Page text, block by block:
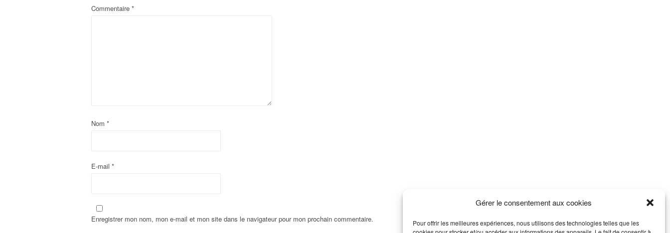
Gérer le consentement aux cookies
Pour offrir les meilleures expériences, nous utilisons des technologies telles que les
Commentaire *
Nom *
E-mail *
Enregistrer mon nom, mon e-mail et mon site dans le navigateur pour mon prochain commentaire.